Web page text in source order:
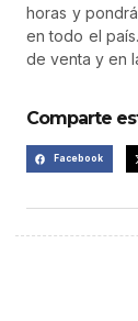
horas y
en todo el
de venta y en
Comparte
Facebook